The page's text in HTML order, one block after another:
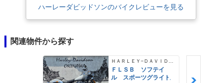
ハーレーダビッドソンのバイクレビューを見る
関連物件から探す
ＦＬＳＢ ソフテイ
ル スポーツグライド